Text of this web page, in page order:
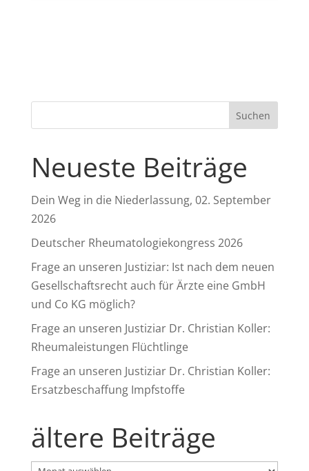
Neueste Beiträge
Dein Weg in die Niederlassung, 02. September
2026
Deutscher Rheumatologiekongress 2026
Frage an unseren Justiziar: Ist nach dem neuen
Gesellschaftsrecht auch für Ärzte eine GmbH
und Co KG möglich?
Frage an unseren Justiziar Dr. Christian Koller:
Rheumaleistungen Flüchtlinge
Frage an unseren Justiziar Dr. Christian Koller:
Ersatzbeschaffung Impfstoffe
ältere Beiträge